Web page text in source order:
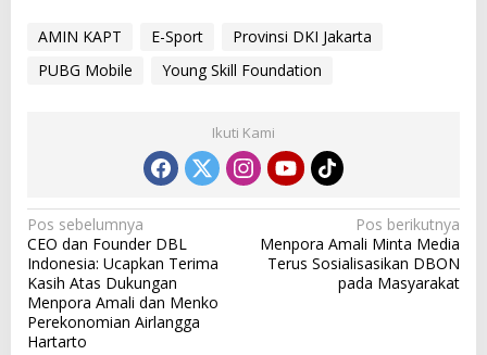
AMIN KAPT E-Sport
Provinsi DKI Jakarta
PUBG Mobile
Young Skill Foundation
Ikuti Kami
N
a
v
i
Pos sebelumnya
CEO dan Founder DBL
Indonesia: Ucapkan Terima
Kasih Atas Dukungan
Menpora Amali dan Menko
Perekonomian Airlangga
Hartarto
Pos berikutnya
Menpora Amali Minta Media
Terus Sosialisasikan DBON
pada Masyarakat